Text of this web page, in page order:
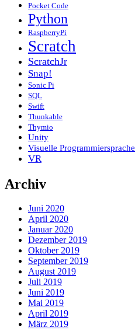
Pocket Code
Python
RaspberryPi
Scratch
ScratchJr
Snap!
Sonic Pi
SQL
Swift
Thunkable
Thymio
Unity
Visuelle Programmiersprache
VR
Archiv
Juni 2020
April 2020
Januar 2020
Dezember 2019
Oktober 2019
September 2019
August 2019
Juli 2019
Juni 2019
Mai 2019
April 2019
März 2019